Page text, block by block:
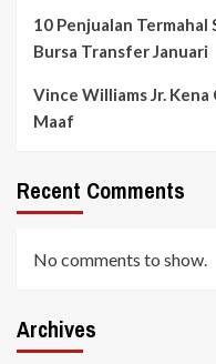
10 Penjualan Termahal
Bursa Transfer Januari
Vince Williams Jr. Kena
Maaf
Recent Comments
No comments to show.
Archives